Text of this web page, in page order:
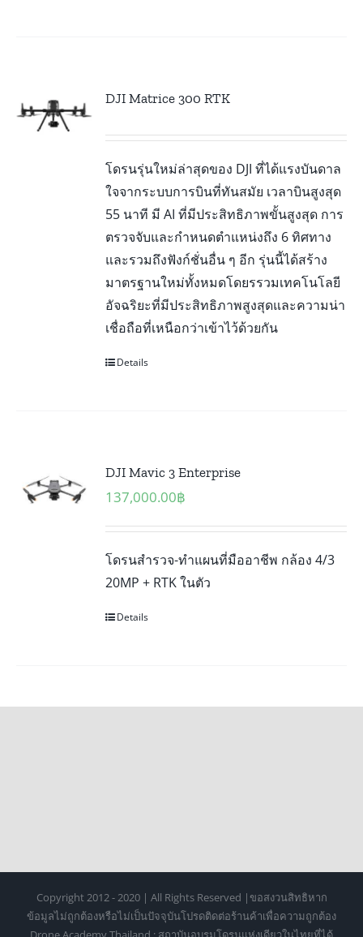
DJI Matrice 300 RTK
โดรนรุ่นใหม่ล่าสุดของ DJI ที่ได้แรงบันดาล
ใจจากระบบการบินที่ทันสมัย เวลาบินสูงสุด
55 นาที มี AI ที่มีประสิทธิภาพขั้นสูงสุด การ
ตรวจจับและกำหนดตำแหน่งถึง 6 ทิศทาง
และรวมถึงฟังก์ชั่นอื่น ๆ อีก รุ่นนี้ได้สร้าง
มาตรฐานใหม่ทั้งหมดโดยรรวมเทคโนโลยี
อัจฉริยะที่มีประสิทธิภาพสูงสุดและความน่า
เชื่อถือที่เหนือกว่าเข้าไว้ด้วยกัน
Details
DJI Mavic 3 Enterprise
137,000.00฿
โดรนสำรวจ-ทำแผนที่มืออาชีพ กล้อง 4/3
20MP + RTK ในตัว
Details
Copyright 2012 - 2020 | All Rights Reserved |ขอสงวนสิทธิหาก
ข้อมูลไม่ถูกต้องหรือไม่เป็นปัจจุบันโปรดติดต่อร้านค้าเพื่อความถูกต้อง